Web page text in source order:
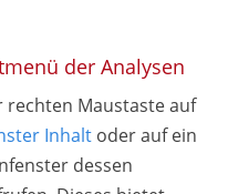
der Analysen
rechten Maustaste auf
Inhalt oder auf ein
dessen